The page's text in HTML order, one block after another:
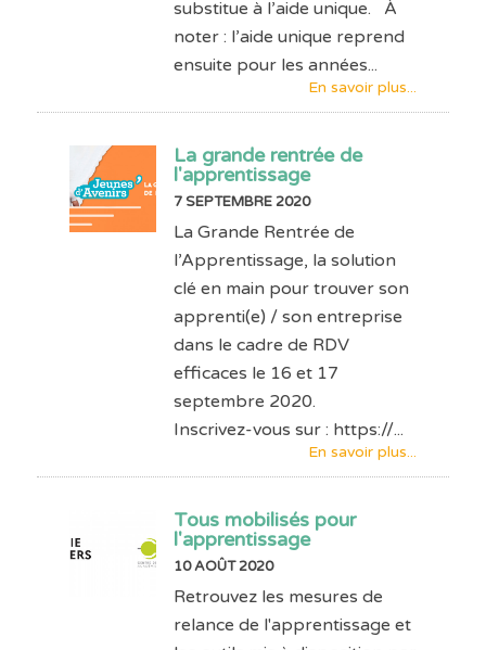
substitue à l’aide unique. À
noter : l’aide unique reprend
ensuite pour les années...
En savoir plus...
La grande rentrée de
l'apprentissage
7 SEPTEMBRE 2020
La Grande Rentrée de
l’Apprentissage, la solution
clé en main pour trouver son
apprenti(e) / son entreprise
dans le cadre de RDV
efficaces le 16 et 17
septembre 2020.
Inscrivez-vous sur : https://...
En savoir plus...
Tous mobilisés pour
l'apprentissage
10 AOÛT 2020
Retrouvez les mesures de
relance de l'apprentissage et